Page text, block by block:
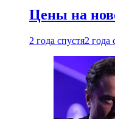
Цены на
2 года спустя2 года